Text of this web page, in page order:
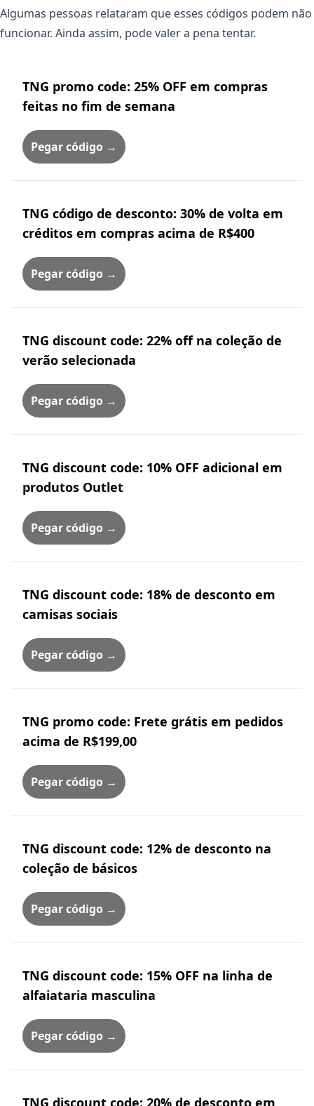
Algumas pessoas relataram que esses códigos podem não
funcionar. Ainda assim, pode valer a pena tentar.
TNG promo code: 25% OFF em compras
feitas no fim de semana
Pegar código →
TNG código de desconto: 30% de volta em
créditos em compras acima de R$400
Pegar código →
TNG discount code: 22% off na coleção de
verão selecionada
Pegar código →
TNG discount code: 10% OFF adicional em
produtos Outlet
Pegar código →
TNG discount code: 18% de desconto em
camisas sociais
Pegar código →
TNG promo code: Frete grátis em pedidos
acima de R$199,00
Pegar código →
TNG discount code: 12% de desconto na
coleção de básicos
Pegar código →
TNG discount code: 15% OFF na linha de
alfaiataria masculina
Pegar código →
TNG discount code: 20% de desconto em